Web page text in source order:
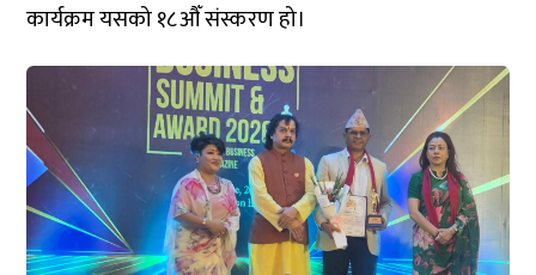
कार्यक्रम यसको १८औँ संस्करण हो।